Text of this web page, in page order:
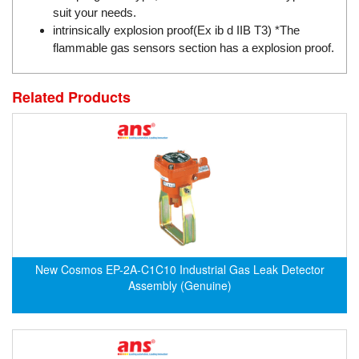
DUCATI
Duclean
Dukin Besko
Dunkermotoren
E2S
suit your needs.
intrinsically explosion proof(Ex ib d IIB T3) *The
flammable gas sensors section has a explosion proof.
Related Products
New Cosmos EP-2A-C1C10 Industrial Gas Leak Detector
Assembly (Genuine)